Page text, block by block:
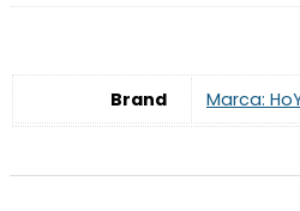
Brand Marca: